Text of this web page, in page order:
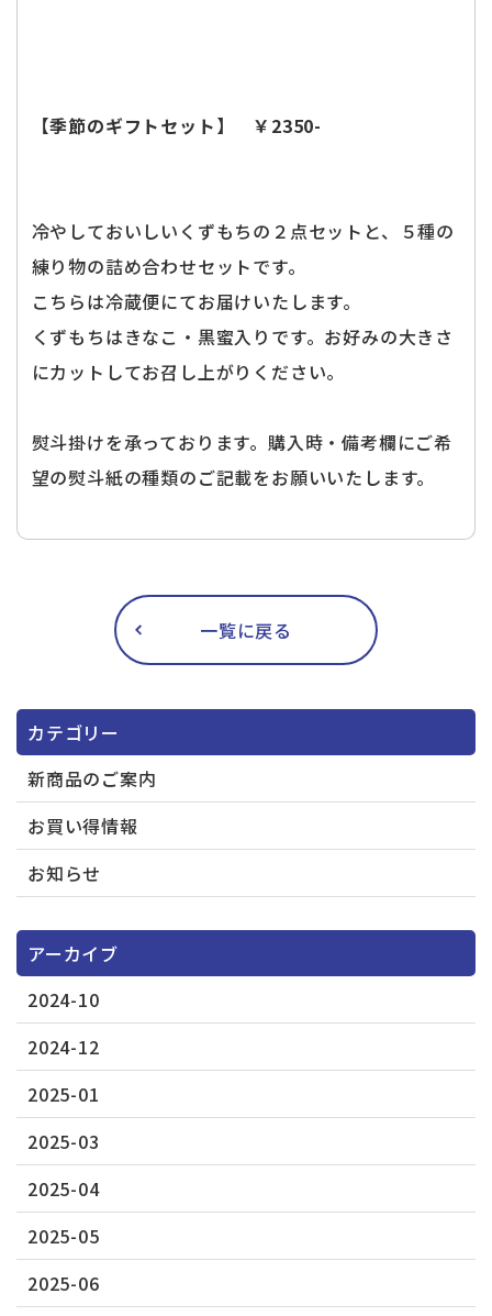
【季節のギフトセット】 ￥2350-
冷やしておいしいくずもちの２点セットと、５種の
練り物の詰め合わせセットです。
こちらは冷蔵便にてお届けいたします。
くずもちはきなこ・黒蜜入りです。お好みの大きさ
にカットしてお召し上がりください。
熨斗掛けを承っております。購入時・備考欄にご希
望の熨斗紙の種類のご記載をお願いいたします。
一覧に戻る
カテゴリー
新商品のご案内
お買い得情報
お知らせ
アーカイブ
2024-10
2024-12
2025-01
2025-03
2025-04
2025-05
2025-06